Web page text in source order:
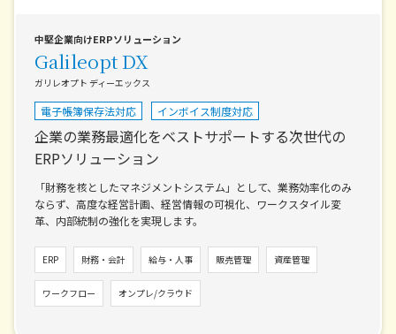
中堅企業向けERPソリューション
Galileopt DX
ガリレオプト ディーエックス
電子帳簿保存法対応 インボイス制度対応
企業の業務最適化をベストサポートする次世代の
ERPソリューション
「財務を核としたマネジメントシステム」として、業務効率化のみ
ならず、高度な経営計画、経営情報の可視化、ワークスタイル変
革、内部統制の強化を実現します。
ERP 財務・会計 給与・人事 販売管理 資産管理
ワークフロー オンプレ/クラウド